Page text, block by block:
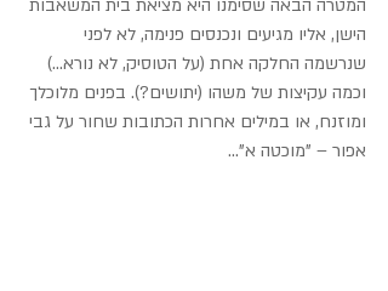
המטרה הבאה שסימנו היא מציאת בית המשאבות
הישן, אליו מגיעים ונכנסים פנימה, לא לפני
שנרשמה החלקה אחת (על הטוסיק, לא נורא...)
וכמה עקיצות של משהו (יתושים?). בפנים מלוכלך
ומוזנח, או במילים אחרות הכתובות שחור על גבי
אפור – "מוכטה א"...